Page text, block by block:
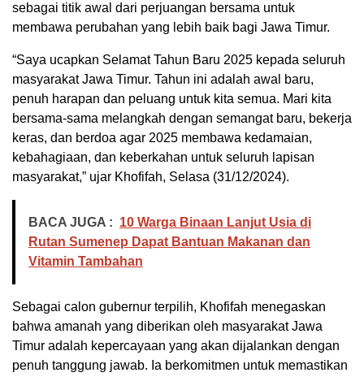
sebagai titik awal dari perjuangan bersama untuk
membawa perubahan yang lebih baik bagi Jawa Timur.
“Saya ucapkan Selamat Tahun Baru 2025 kepada seluruh
masyarakat Jawa Timur. Tahun ini adalah awal baru,
penuh harapan dan peluang untuk kita semua. Mari kita
bersama-sama melangkah dengan semangat baru, bekerja
keras, dan berdoa agar 2025 membawa kedamaian,
kebahagiaan, dan keberkahan untuk seluruh lapisan
masyarakat,” ujar Khofifah, Selasa (31/12/2024).
BACA JUGA : 10 Warga Binaan Lanjut Usia di
Rutan Sumenep Dapat Bantuan Makanan dan
Vitamin Tambahan
Sebagai calon gubernur terpilih, Khofifah menegaskan
bahwa amanah yang diberikan oleh masyarakat Jawa
Timur adalah kepercayaan yang akan dijalankan dengan
penuh tanggung jawab. Ia berkomitmen untuk memastikan